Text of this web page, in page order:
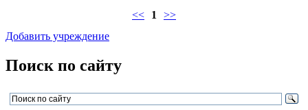
<<
1 >>
Добавить учреждение
Поиск по сайту